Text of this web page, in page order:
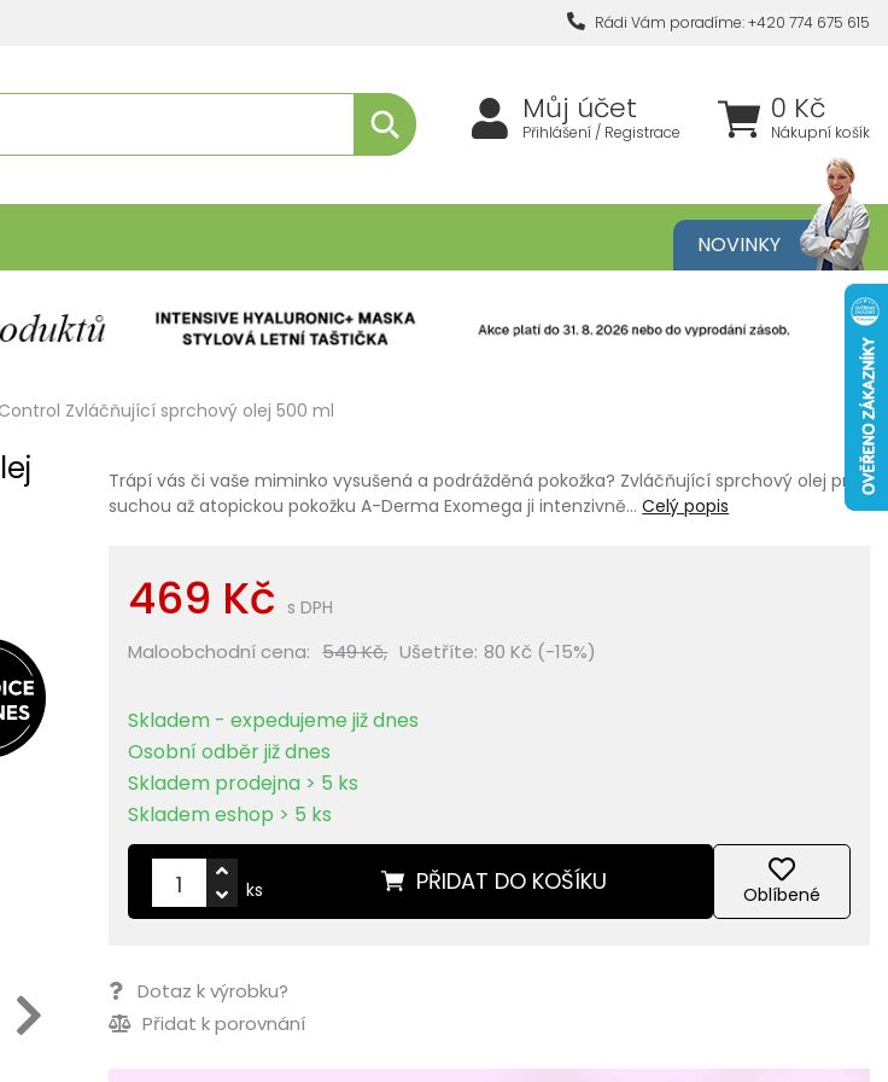
Rádi Vám poradíme: +420 774 675 615
0 Kč
Nákupní košík
Můj účet
Přihlášení / Registrace
NOVINKY
Zvláčňující sprchový olej 500 ml
Trápí vás či vaše miminko vysušená a podrážděná pokožka? Zvláčňující sprchový olej pro
suchou až atopickou pokožku A-Derma Exomega ji intenzivně…Celý popis
469 Kč s DPH
Maloobchodní cena: 549 Kč, Ušetříte: 80 Kč (-15%)
Skladem - expedujeme již dnes
Osobní odběr již dnes
Skladem prodejna > 5 ks
Skladem eshop > 5 ks
PŘIDAT DO KOŠÍKU
ks Oblíbené
Dotaz k výrobku?
Přidat k porovnání